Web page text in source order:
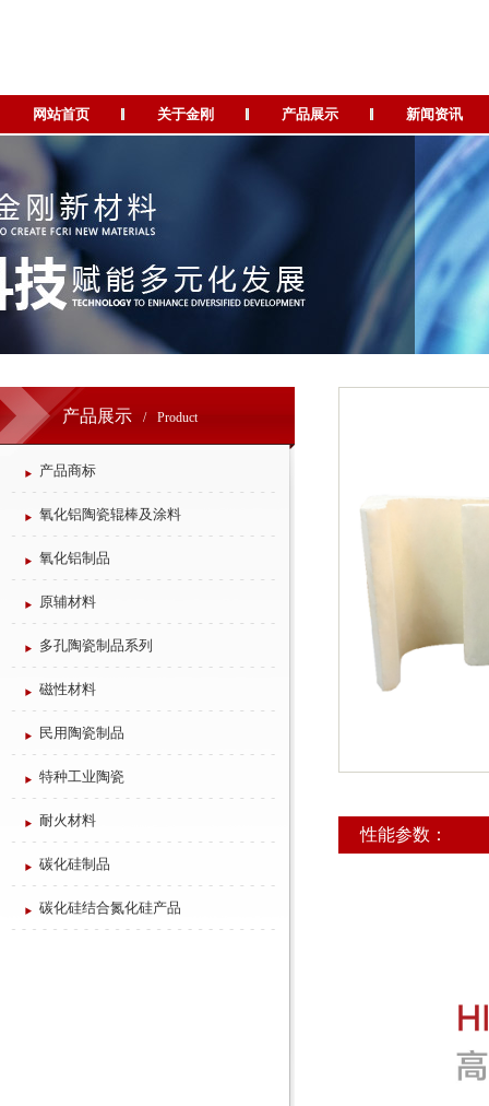
网站首页 关于金刚 产品展示 新闻资讯
产品展示 / Product
产品商标
氧化铝陶瓷辊棒及涂料
氧化铝制品
原辅材料
多孔陶瓷制品系列
磁性材料
民用陶瓷制品
特种工业陶瓷
耐火材料
碳化硅制品
碳化硅结合氮化硅产品
性能参数：